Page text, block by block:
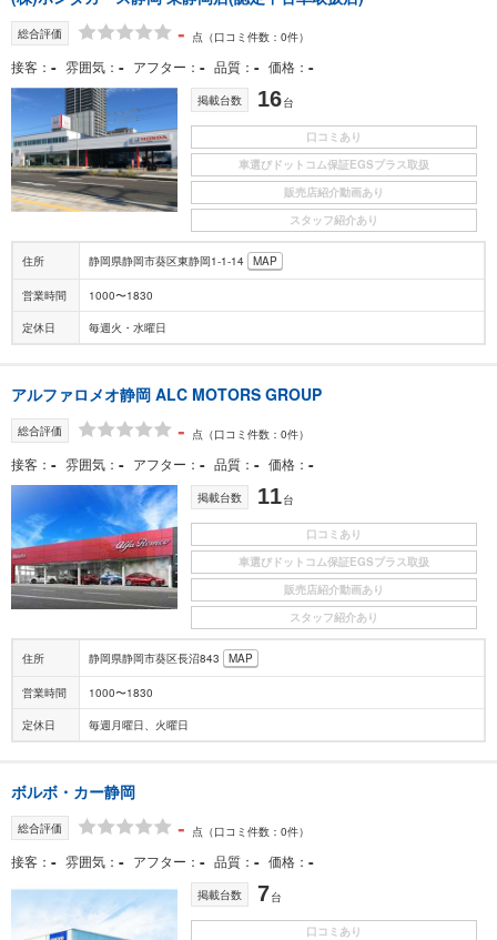
総合評価 - 点 （口コミ件数：0件）
接客 - 雰囲気 - アフター - 品質 - 価格 -
掲載台数 16台
口コミあり
車選びドットコム保証EGSプラス取扱
販売店紹介動画あり
スタッフ紹介あり
住所 静岡県静岡市葵区東静岡1-1-14 MAP
営業時間 1000〜1830
定休日 毎週火・水曜日
アルファロメオ静岡 ALC MOTORS GROUP
総合評価 - 点 （口コミ件数：0件）
接客 - 雰囲気 - アフター - 品質 - 価格 -
掲載台数 11台
口コミあり
車選びドットコム保証EGSプラス取扱
販売店紹介動画あり
スタッフ紹介あり
住所 静岡県静岡市葵区長沼843 MAP
営業時間 1000〜1830
定休日 毎週月曜日、火曜日
ボルボ・カー静岡
総合評価 - 点 （口コミ件数：0件）
接客 - 雰囲気 - アフター - 品質 - 価格 -
掲載台数 7台
口コミあり